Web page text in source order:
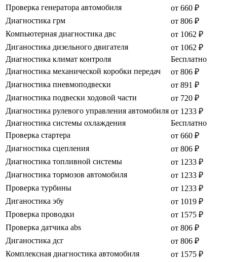
Проверка генератора автомобиля
от 660 ₽
Диагностика грм
от 806 ₽
Компьютерная диагностика двс
от 1062 ₽
Диганостика дизельного двигателя
от 1062 ₽
Диагностика климат контроля
Бесплатно
Диагностика механической коробки передач
от 806 ₽
Диагностика пневмоподвески
от 891 ₽
Диагностика подвески ходовой части
от 720 ₽
Диагностика рулевого управления автомобиля от 1233 ₽
Диагностика системы охлаждения
Бесплатно
Проверка стартера
от 660 ₽
Диагностика сцепления
от 806 ₽
Диагностика топливной системы
от 1233 ₽
Диагностика тормозов автомобиля
от 1233 ₽
Проверка турбины
от 1233 ₽
Диганостика эбу
от 1019 ₽
Проверка проводки
от 1575 ₽
Проверка датчика abs
от 806 ₽
Диганостика дсг
от 806 ₽
Комплексная диагностика автомобиля
от 1575 ₽